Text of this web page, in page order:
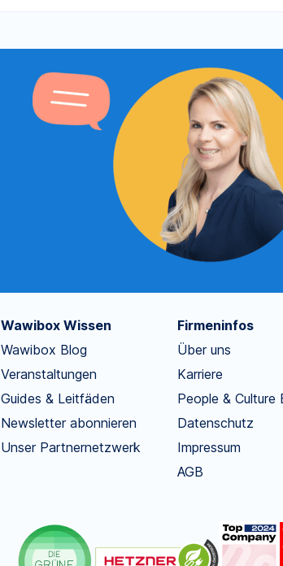
Wawibox Wissen
Wawibox Blog
Veranstaltungen
Guides & Leitfäden
Newsletter abonnieren
Unser Partnernetzwerk
Firmeninfos
Über uns
Karriere
People & Culture
Datenschutz
Impressum
AGB